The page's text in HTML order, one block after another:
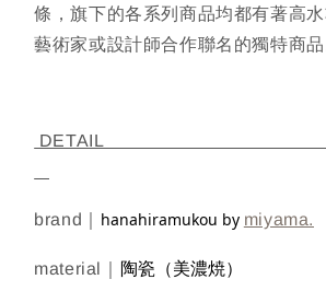
條，旗下的各系列商品均都有著高
藝術家或設計師合作聯名的獨特商品
brand｜ hanahiramukou by miyama.
material｜ 陶瓷（美濃焼）